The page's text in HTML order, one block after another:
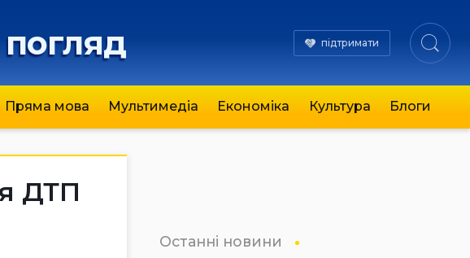
підтримати
Пряма мова Мультимедіа Економіка Культура Блоги
ДТП
Останні новини